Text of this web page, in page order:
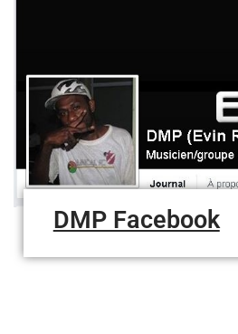
DMP Facebook